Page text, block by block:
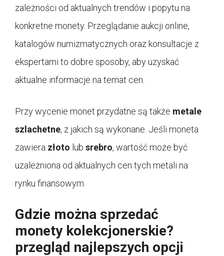
zależności od aktualnych trendów i popytu na
konkretne monety. Przeglądanie aukcji online,
katalogów numizmatycznych oraz konsultacje z
ekspertami to dobre sposoby, aby uzyskać
aktualne informacje na temat cen.
Przy wycenie monet przydatne są także metale
szlachetne, z jakich są wykonane. Jeśli moneta
zawiera złoto lub srebro, wartość może być
uzależniona od aktualnych cen tych metali na
rynku finansowym.
Gdzie można sprzedać
monety kolekcjonerskie?
przegląd najlepszych opcji